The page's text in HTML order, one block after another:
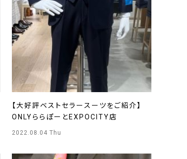
【大好評ベストセラースーツをご紹介】
ONLYららぽーとEXPOCITY店
2022.08.04 Thu